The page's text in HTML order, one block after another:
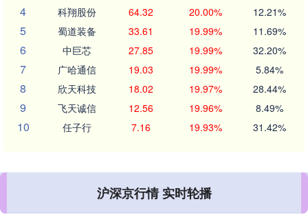
4 科翔股份 64.32 20.00% 12.21%
5 蜀道装备 33.61 19.99% 11.69%
6 中巨芯 27.85 19.99% 32.20%
7 广哈通信 19.03 19.99% 5.84%
8 欣天科技 18.02 19.97% 28.44%
9 飞天诚信 12.56 19.96% 8.49%
10 任子行 7.16 19.93% 31.42%
沪深京行情 实时轮播